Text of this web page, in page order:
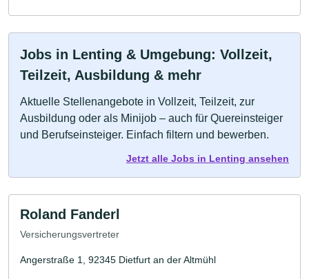
Jobs in Lenting & Umgebung: Vollzeit,
Teilzeit, Ausbildung & mehr
Aktuelle Stellenangebote in Vollzeit, Teilzeit, zur
Ausbildung oder als Minijob – auch für Quereinsteiger
und Berufseinsteiger. Einfach filtern und bewerben.
Jetzt alle Jobs in Lenting ansehen
Roland Fanderl
Versicherungsvertreter
Angerstraße 1, 92345 Dietfurt an der Altmühl